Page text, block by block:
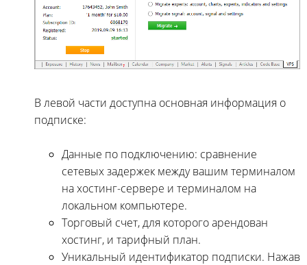
В левой части доступна основная информация о
подписке:
Данные по подключению: сравнение
сетевых задержек между вашим терминалом
на хостинг-сервере и терминалом на
локальном компьютере.
Торговый счет, для которого арендован
хостинг, и тарифный план.
Уникальный идентификатор подписки. Нажав